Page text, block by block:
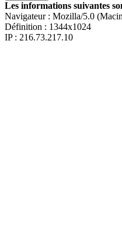
Les informations suivantes
Navigateur : Mozilla/5.0
Définition : 1344x1024
IP : 216.73.217.10